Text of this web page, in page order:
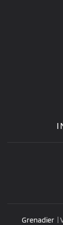
Grenadier|